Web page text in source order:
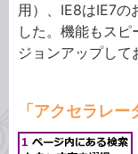
用）、IE8はIE7
した。機能もス
ジョンアップして
「アクセラレ